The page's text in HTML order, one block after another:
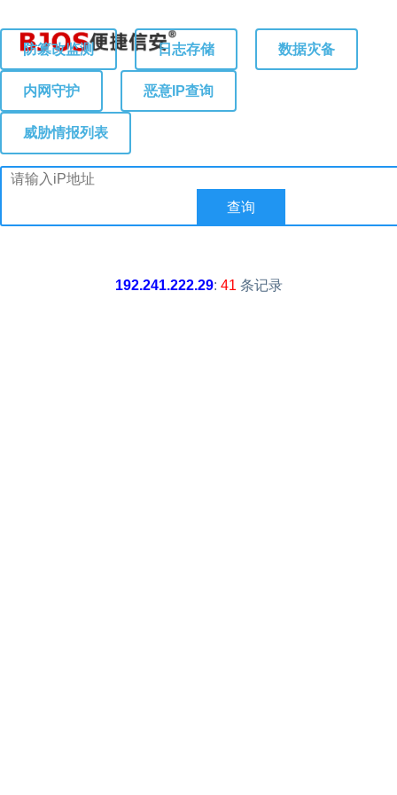
防篡改监测 日志存储 数据灾备
内网守护 恶意IP查询
威胁情报列表
192.241.222.29: 41 条记录